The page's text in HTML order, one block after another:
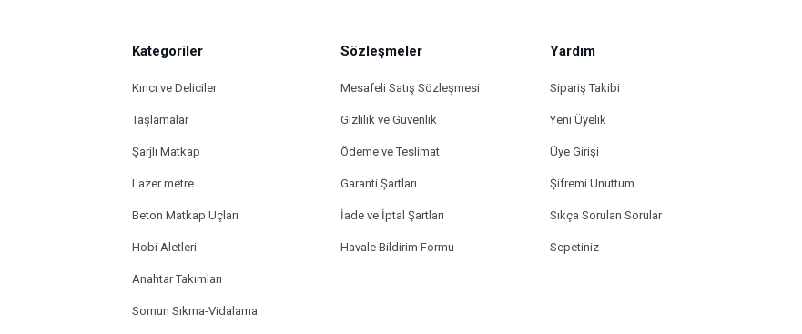
Kategoriler
Kırıcı ve Deliciler
Taşlamalar
Şarjlı Matkap
Lazer metre
Beton Matkap Uçları
Hobi Aletleri
Anahtar Takımları
Somun Sıkma-Vidalama
Sözleşmeler
Mesafeli Satış Sözleşmesi
Gizlilik ve Güvenlik
Ödeme ve Teslimat
Garanti Şartları
İade ve İptal Şartları
Havale Bildirim Formu
Yardım
Sipariş Takibi
Yeni Üyelik
Üye Girişi
Şifremi Unuttum
Sıkça Sorulan Sorular
Sepetiniz